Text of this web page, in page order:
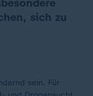
sich zu
sein. Für